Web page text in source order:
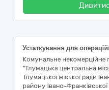
Устаткування для
Комунальне некомерційне
"Тлумацька центральна
Тлумацької міської ради
району Івано-Франківської